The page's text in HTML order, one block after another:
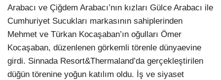
Arabacı ve Çiğdem Arabacı’nın kızları Gülce Arabacı ile
Cumhuriyet Sucukları markasının sahiplerinden
Mehmet ve Türkan Kocaşaban’ın oğulları Ömer
Kocaşaban, düzenlenen görkemli törenle dünyaevine
girdi. Sinnada Resort&Thermaland’da gerçekleştirilen
düğün törenine yoğun katılım oldu. İş ve siyaset